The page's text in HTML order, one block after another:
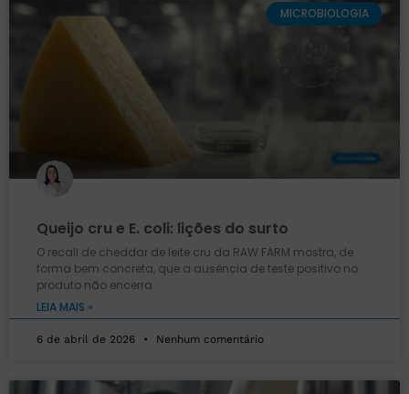
MICROBIOLOGIA
Queijo cru e E. coli: lições do surto
O recall de cheddar de leite cru da RAW FARM mostra, de
forma bem concreta, que a ausência de teste positivo no
produto não encerra
LEIA MAIS »
6 de abril de 2026 Nenhum comentário